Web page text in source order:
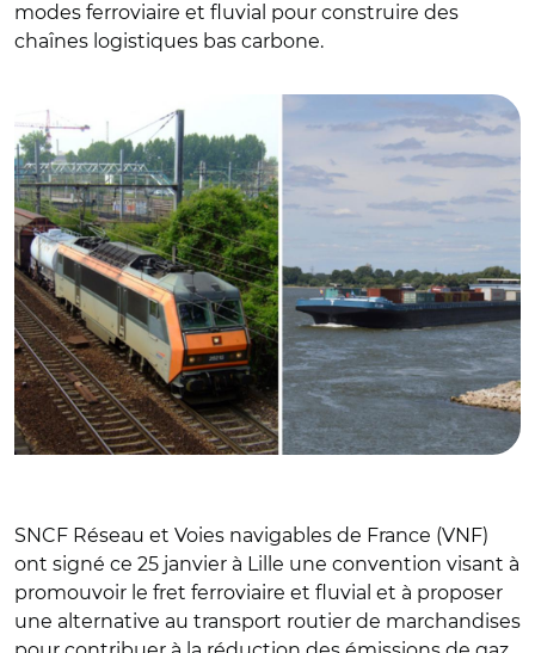
modes ferroviaire et fluvial pour construire des
chaînes logistiques bas carbone.
SNCF Réseau et Voies navigables de France (VNF)
ont signé ce 25 janvier à Lille une convention visant à
promouvoir le fret ferroviaire et fluvial et à proposer
une alternative au transport routier de marchandises